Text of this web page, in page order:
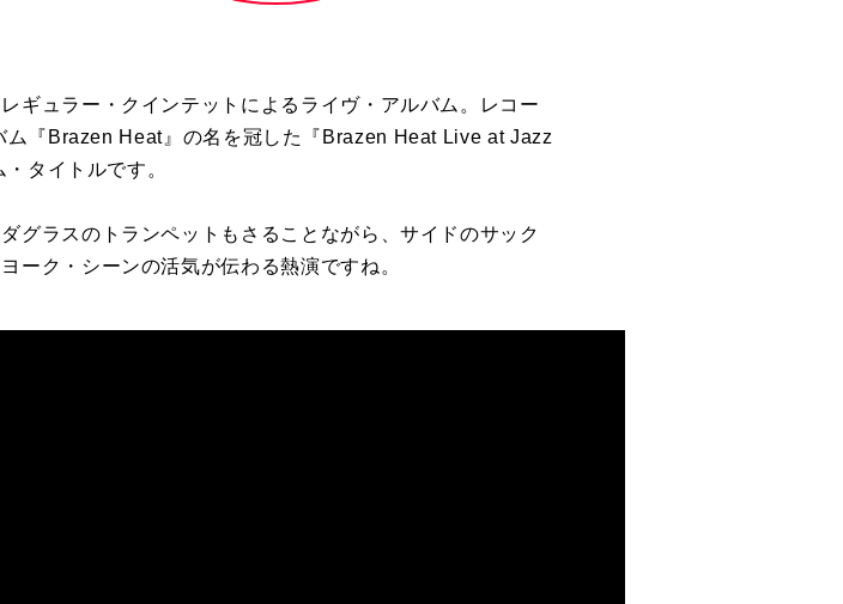
ギュラー・クインテットによるライヴ・アルバム。レコー
『Brazen Heat』の名を冠した『Brazen Heat Live at Jazz
タイトルです。
グラスのトランペットもさることながら、サイドのサック
ーク・シーンの活気が伝わる熱演ですね。